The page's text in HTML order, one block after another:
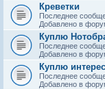
Креветки
Последнее
Добавлено в
Куплю
Последнее
Добавлено в
Куплю
Последнее
Добавлено в